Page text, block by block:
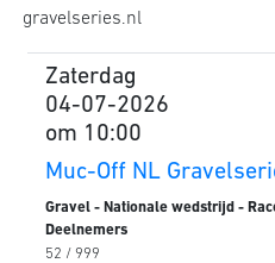
gravelseries.nl
Zaterdag
04-07-2026
om 10:00
Muc-Off NL
Gravel - Nationale wedstrijd -
Deelnemers
52 / 999